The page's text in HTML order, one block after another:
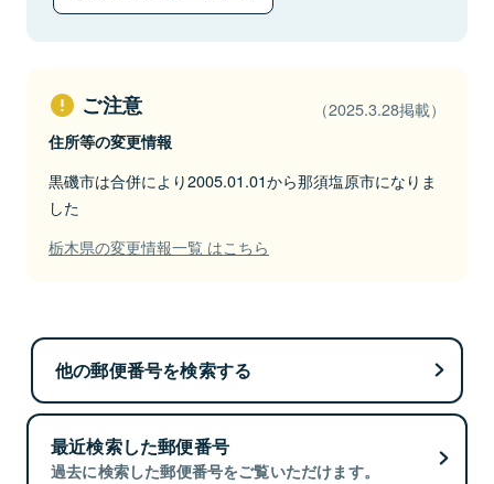
ご注意 （2025.3.28掲載）
住所等の変更情報
黒磯市は合併により2005.01.01から那須塩原市になりま
した
栃木県の変更情報一覧 はこちら
他の郵便番号を検索する
最近検索した郵便番号
過去に検索した郵便番号をご覧いただけます。